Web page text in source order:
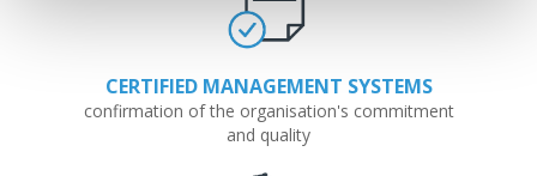
CERTIFIED MANAGEMENT SYSTEMS
confirmation of the organisation's commitment
and quality